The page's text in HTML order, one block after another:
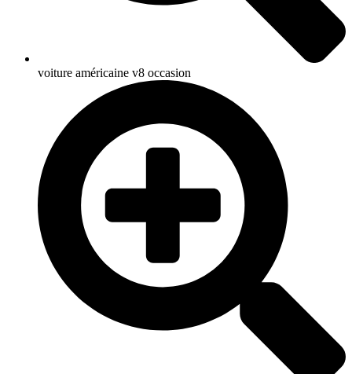
voiture américaine v8 occasion